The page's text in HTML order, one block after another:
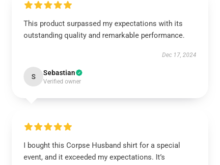
This product surpassed my expectations with its
outstanding quality and remarkable performance.
Dec 17, 2024
S Sebastian
Verified owner
I bought this Corpse Husband shirt for a special
event, and it exceeded my expectations. It’s